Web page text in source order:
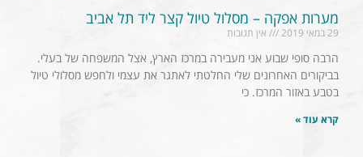
מערות אפקה – מסלול טיול קצר ליד תל אביב
29 במאי 2019 אין תגובות
הרבה סופי שבוע אני מעבירה במרכז הארץ, אצל המשפחה של בעלי.
בביקורים האחרונים שלי החלטתי לאתגר את עצמי ולחפש מסלולי טיול
בטבע באזור המרכז. כי
קרא עוד »